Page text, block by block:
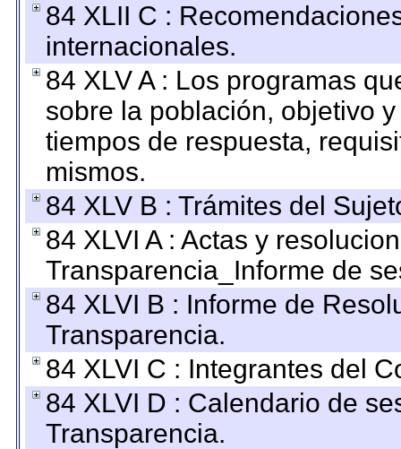
84 XLII C :
internacionales.
84 XLV A : Los programas
sobre la población, objetivo
tiempos de respuesta,
mismos.
84 XLV B : Trámites del
84 XLVI A : Actas y
Transparencia_Informe de
84 XLVI B : Informe de
Transparencia.
84 XLVI C : Integrantes del
84 XLVI D : Calendario de
Transparencia.